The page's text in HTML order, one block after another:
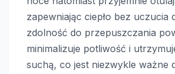
zapewniając ciepło bez uczucia
zdolność do przepuszczania
minimalizuje potliwość i
suchą, co jest niezwykle ważne